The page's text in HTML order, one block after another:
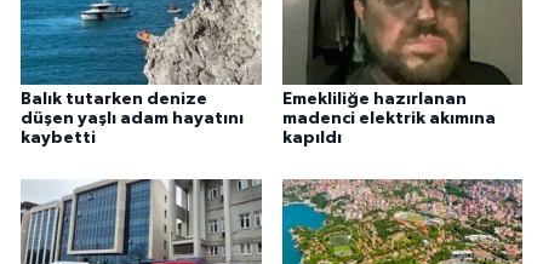
Balık tutarken denize
düşen yaşlı adam hayatını
kaybetti
Emekliliğe hazırlanan
madenci elektrik akımına
kapıldı